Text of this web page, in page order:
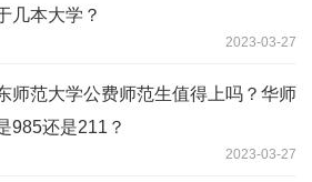
几本大学？
2023-03-27
师范大学公费师范生值得上吗？华师
985还是211？
2023-03-27